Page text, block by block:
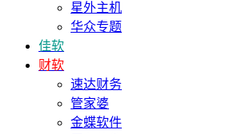
星外主机
华众专题
佳软
财软
速达财务
管家婆
金蝶软件